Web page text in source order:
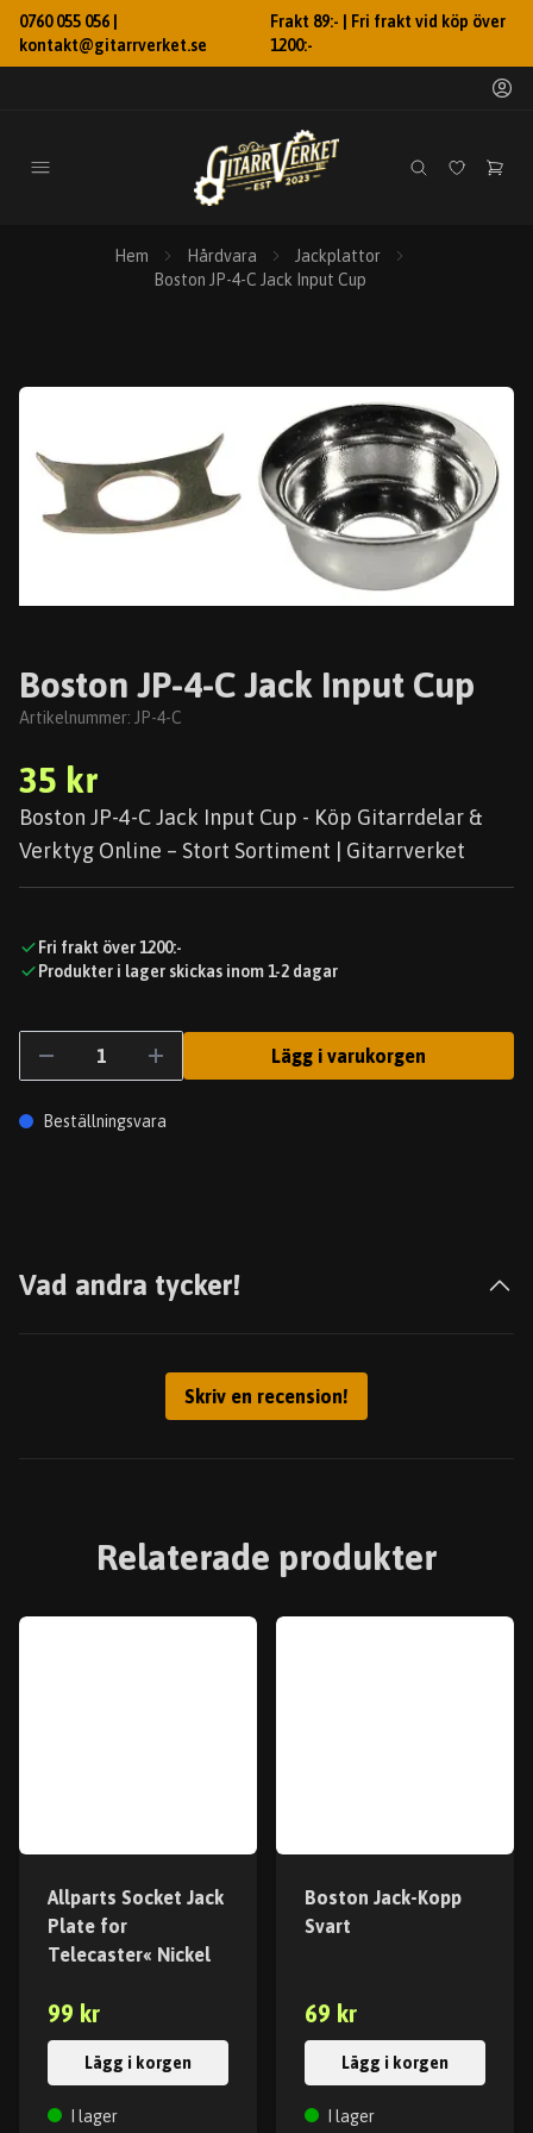
0760 055 056 |
kontakt@gitarrverket.se
Frakt 89:- | Fri frakt vid köp över
1200:-
Hem Hårdvara
Jackplattor
Boston JP-4-C Jack Input Cup
Boston JP-4-C Jack Input Cup
Artikelnummer: JP-4-C
35 kr
Boston JP-4-C Jack Input Cup - Köp Gitarrdelar &
Verktyg Online – Stort Sortiment | Gitarrverket
Fri frakt över 1200:-
Produkter i lager skickas inom 1-2 dagar
Lägg i varukorgen
Beställningsvara
Vad andra tycker!
Skriv en recension!
Relaterade produkter
Allparts Socket Jack
Plate for
Telecaster« Nickel
99 kr
Lägg i korgen
I lager
Boston Jack-Kopp
Svart
69 kr
Lägg i korgen
I lager